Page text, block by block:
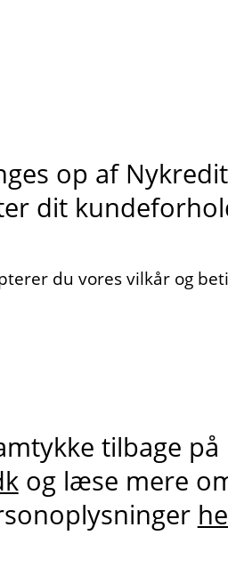
op af
dit
du vores vilkår og
tilbage på
og læse mere